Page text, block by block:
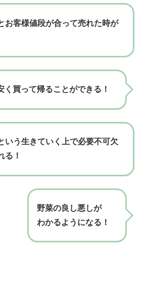
お客様値段が合って売れた時が
く買って帰ることができる！
いう生きていく上で必要不可欠
る！
野菜の良し悪しが
わかるようになる！